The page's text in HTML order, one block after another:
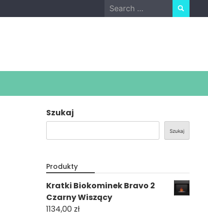
Search
for:
Szukaj
Szukaj
Produkty
Kratki Biokominek Bravo 2
Czarny Wiszący
1134,00 zł